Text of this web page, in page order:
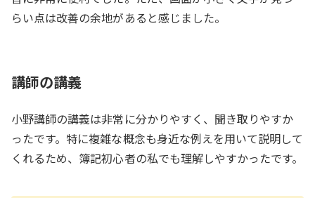
らい点は改善の余地があると感じました。
講師の講義
小野講師の講義は非常に分かりやすく、聞き取りやすか
ったです。特に複雑な概念も身近な例えを用いて説明して
くれるため、簿記初心者の私でも理解しやすかったです。